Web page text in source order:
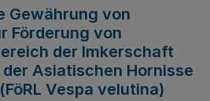
Gewährung von
Förderung von
der Imkerschaft
Asiatischen Hornisse
Vespa velutina)